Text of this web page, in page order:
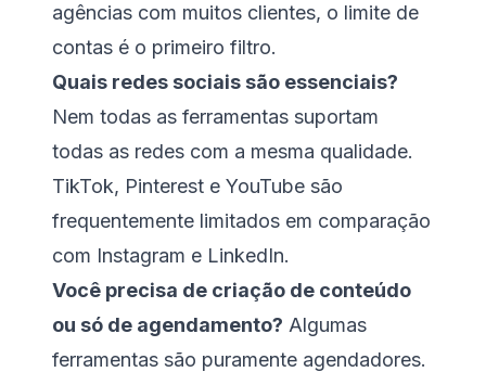
agências com muitos clientes, o limite de
contas é o primeiro filtro.
Quais redes sociais são essenciais?
Nem todas as ferramentas suportam
todas as redes com a mesma qualidade.
TikTok, Pinterest e YouTube são
frequentemente limitados em comparação
com Instagram e LinkedIn.
Você precisa de criação de conteúdo
ou só de agendamento? Algumas
ferramentas são puramente agendadores.